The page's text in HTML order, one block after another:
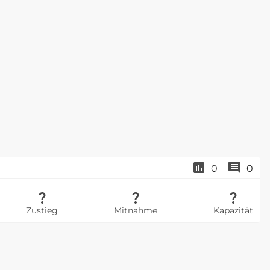
0 0
Zustieg
Mitnahme Kapazität